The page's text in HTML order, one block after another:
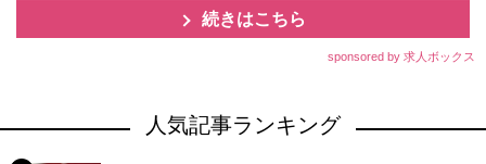
続きはこちら
sponsored by 求人ボックス
人気記事ランキング